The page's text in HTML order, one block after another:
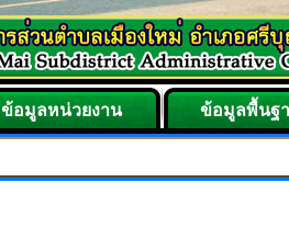
ข้อมูลหน่วยงาน ข้อมูลพื้นฐ